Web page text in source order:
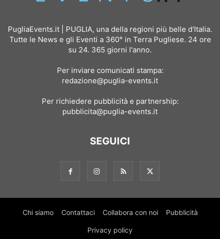
PugliaEvents.it | PUGLIA, una della regioni più belle d'Italia.
Tutte le News e gli Eventi a 360° in Terra Pugliese. 24 ore
su 24. 365 giorni l'anno.
Per inviare comunicati stampa:
redazione@puglia-events.it
Per richiedere pubblicità e partnership:
pubblicita@puglia-events.it
SEGUICI
Chi siamo Contattaci Collabora con noi Pubblicità
Privacy policy